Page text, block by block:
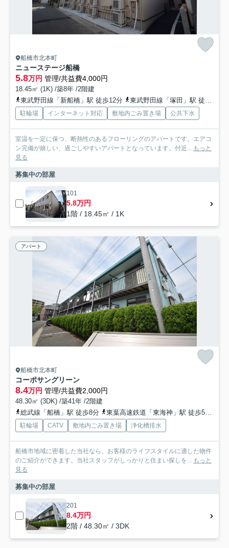
船橋市北本町
ニューステージ船橋
5.8万円 管理/共益費4,000円
18.45㎡ (1K) /築8年 /2階建
東武野田線「新船橋」駅 徒歩12分
東武野田線「塚田」駅 徒歩12分
駐輪場 インターネット対応 敷地内ごみ置き場 公共下水
室温を一定に保つ、断熱性のあるフローリングのアパートです。エアコ
ン完備が嬉しい、過ごしやすいアパートとなっています。付近... もっと
見る
募集中の部屋
101
5.8万円
1階 / 18.45㎡ / 1K
アパート
船橋市北本町
コーポサングリーン
8.4万円 管理/共益費2,000円
48.30㎡ (3DK) /築41年 /2階建
総武線「船橋」駅 徒歩8分
東葉高速鉄道「東海神」駅 徒歩5分
駐輪場 CATV 敷地内ごみ置き場 浄化槽排水
船橋市地域に密着した当社なら、お客様のライフスタイルに適した物件
のご紹介ができます。当社スタッフがしっかりと住まい探しを... もっと
見る
募集中の部屋
201
8.4万円
2階 / 48.30㎡ / 3DK